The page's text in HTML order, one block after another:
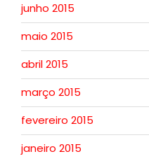
junho 2015
maio 2015
abril 2015
março 2015
fevereiro 2015
janeiro 2015